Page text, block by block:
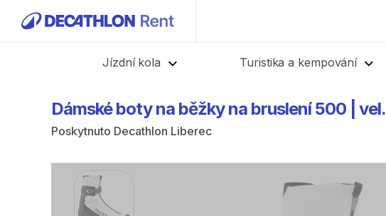
Jízdní kola Turistika a kempování
Dámské boty na běžky na bruslení 500 vel.
Poskytnuto Decathlon Liberec